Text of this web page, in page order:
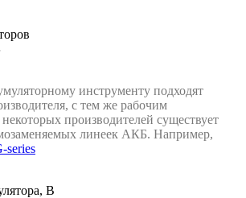
инструменту подходят
с тем же рабочим
производителей существует
линеек АКБ. Например,
series
В